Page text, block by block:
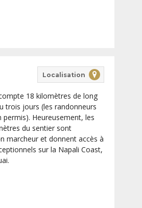
Localisation
18 kilomètres de long
trois jours (les randonneurs
Heureusement, les
du sentier sont
marcheur et donnent accès à
sur la Napali Coast,